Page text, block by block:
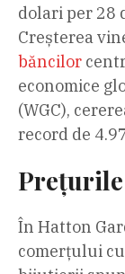
dolari per 28
Creșterea
băncilor
economice
(WGC),
record de
În Hatton
comerțului